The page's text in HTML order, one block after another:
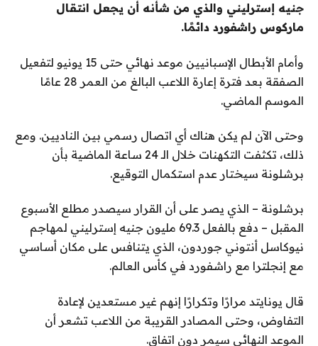
جنيه إسترليني والذي من شأنه أن يجعل انتقال
ماركوس راشفورد دائمًا.
وأمام الأبطال الإسبانيين موعد نهائي حتى 15 يونيو لتفعيل
الصفقة بعد فترة إعارة اللاعب البالغ من العمر 28 عامًا
الموسم الماضي.
وحتى الآن لم يكن هناك أي اتصال رسمي بين الناديين. ومع
ذلك، تكثفت التكهنات خلال الـ 24 ساعة الماضية بأن
برشلونة سيختار عدم استكمال التوقيع.
برشلونة – الذي يصر على أن القرار سيصدر مطلع الأسبوع
المقبل – دفع بالفعل 69.3 مليون جنيه إسترليني لمهاجم
نيوكاسل أنتوني جوردون، الذي يتنافس على مكان أساسي
مع إنجلترا مع راشفورد في كأس العالم.
قال يونايتد مرارًا وتكرارًا إنهم غير مستعدين لإعادة
التفاوض، وحتى المصادر القريبة من اللاعب تشعر أن
الموعد النهائي سيمر دون اتفاق.